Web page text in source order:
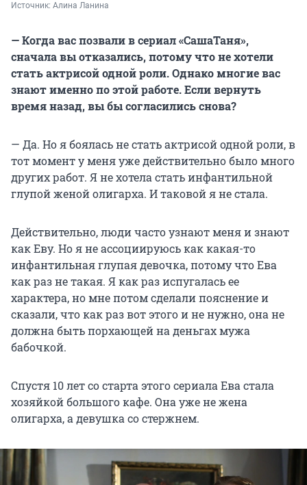
Источник: Алина Ланина
— Когда вас позвали в сериал «СашаТаня»,
сначала вы отказались, потому что не хотели
стать актрисой одной роли. Однако многие вас
знают именно по этой работе. Если вернуть
время назад, вы бы согласились снова?
— Да. Но я боялась не стать актрисой одной роли, в
тот момент у меня уже действительно было много
других работ. Я не хотела стать инфантильной
глупой женой олигарха. И таковой я не стала.
Действительно, люди часто узнают меня и знают
как Еву. Но я не ассоциируюсь как какая-то
инфантильная глупая девочка, потому что Ева
как раз не такая. Я как раз испугалась ее
характера, но мне потом сделали пояснение и
сказали, что как раз вот этого и не нужно, она не
должна быть порхающей на деньгах мужа
бабочкой.
Спустя 10 лет со старта этого сериала Ева стала
хозяйкой большого кафе. Она уже не жена
олигарха, а девушка со стержнем.